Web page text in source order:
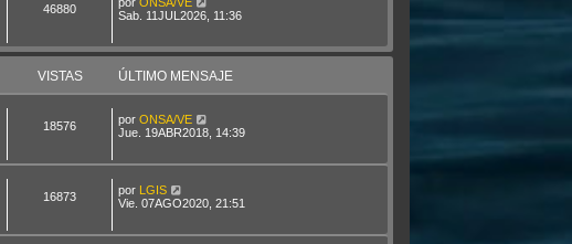
46880
Sab. 11JUL2026, 11:36
VISTAS ÚLTIMO MENSAJE
18576 por ONSA/VE
Jue. 19ABR2018, 14:39
16873 por LGIS
Vie. 07AGO2020, 21:51